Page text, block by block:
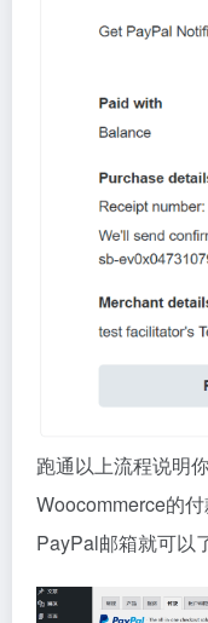
跑通以上流程说明
Woocommerce的
PayPal邮箱就可以